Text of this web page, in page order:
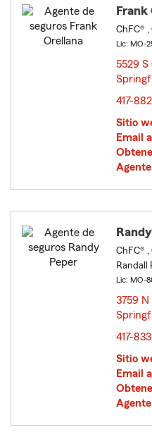
Frank
ChFC® ,
Lic: MO-
5529
417-
Sitio
Email
ChFC® ,
Randall
Lic: MO-
3759
417-
Sitio
Email